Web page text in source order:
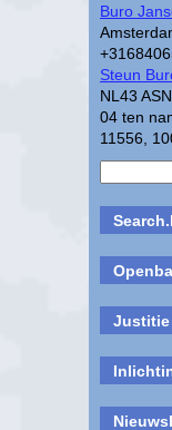
Buro
Steun
NL43
04 ten
11556,
Justitie